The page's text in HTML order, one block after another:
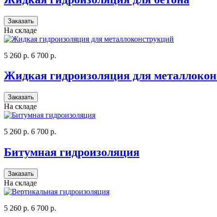
Заказать
На складе
5 260 р. 6 700 р.
Жидкая гидроизоляция для
Заказать
На складе
5 260 р. 6 700 р.
Битумная гидроизоляция
Заказать
На складе
5 260 р. 6 700 р.